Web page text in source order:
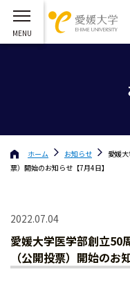
ホーム お知らせ
愛媛
票）開始のお知らせ【7月4日】
2022.07.04
愛媛大学医学部創立50
（公開投票）開始のお